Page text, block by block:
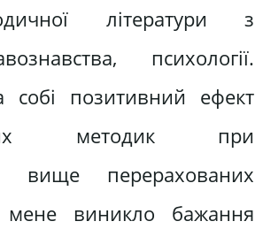
літератури з
психології.
собі позитивний ефект
методик при
вище перерахованих
мене виникло бажання